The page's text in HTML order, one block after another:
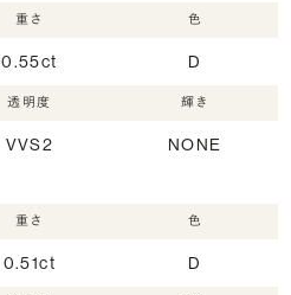
重さ
0.55ct
色
D
透明度
VVS2
輝き
NONE
重さ
0.51ct
色
D